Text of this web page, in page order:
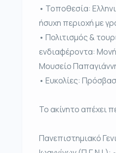
• Τοποθεσία:
ήσυχη περιοχή με
• Πολιτισμός &
ενδιαφέροντα:
Μουσείο
• Ευκολίες:
Το ακίνητο απέχει
Πανεπιστημιακό